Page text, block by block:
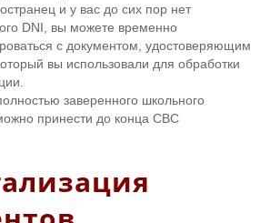
и у вас до сих пор нет
DNI, вы можете временно
с документом, удостоверяющим
вы использовали для обработки
заверенного школьного
принести до конца CBC